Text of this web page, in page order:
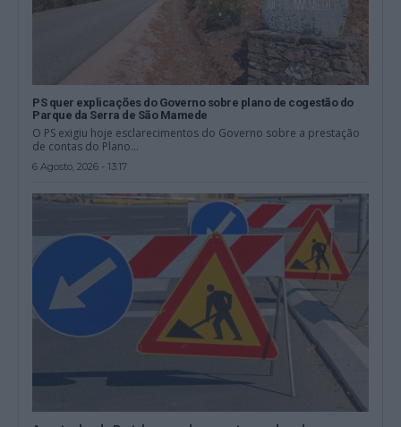
PS quer explicações do Governo sobre plano de cogestão do
Parque da Serra de São Mamede
O PS exigiu hoje esclarecimentos do Governo sobre a prestação
de contas do Plano...
6 Agosto, 2026 - 13:17